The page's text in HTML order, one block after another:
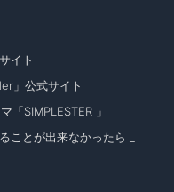
イト
」公式サイト
「SIMPLESTER 」
ことが出来なかったら _